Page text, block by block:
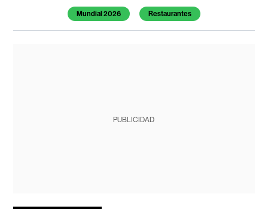
Mundial 2026 Restaurantes
PUBLICIDAD